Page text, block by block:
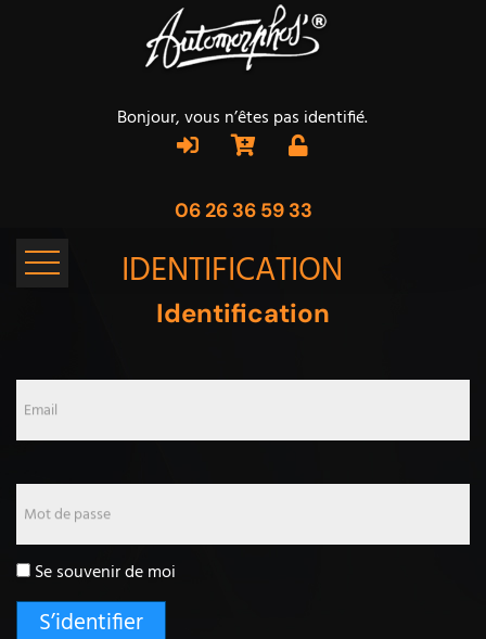
Bonjour, vous n’êtes pas identifié.
06 26 36 59 33
IDENTIFICATION
Identification
Email
Mot de passe
Se souvenir de moi